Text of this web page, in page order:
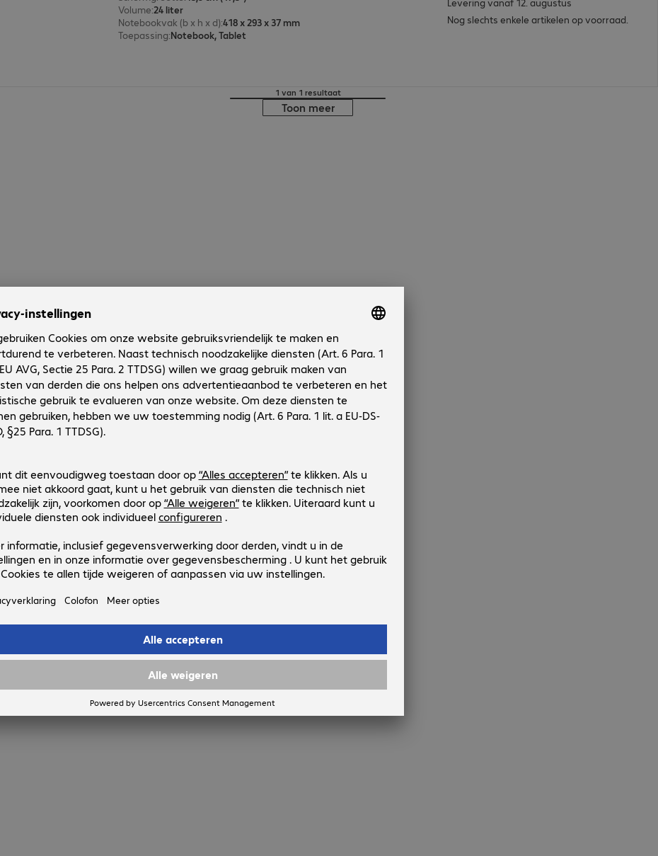
Volume:24 liter
Notebookvak (b x h x d):418 x 293 x 37 mm
Toepassing:Notebook, Tablet
Nog slechts enkele artikelen op voorraad.
1 van 1 resultaat
Toon meer